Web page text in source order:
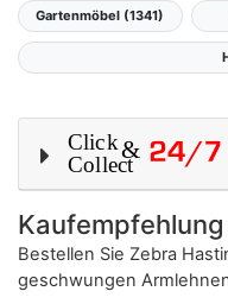
Gartenmöbel (1341)
Kaufempfehlung
Bestellen Sie Zebra
geschwungen